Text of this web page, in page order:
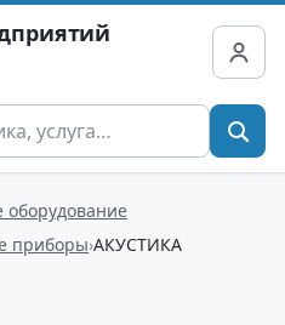
приборы АКУСТИКА